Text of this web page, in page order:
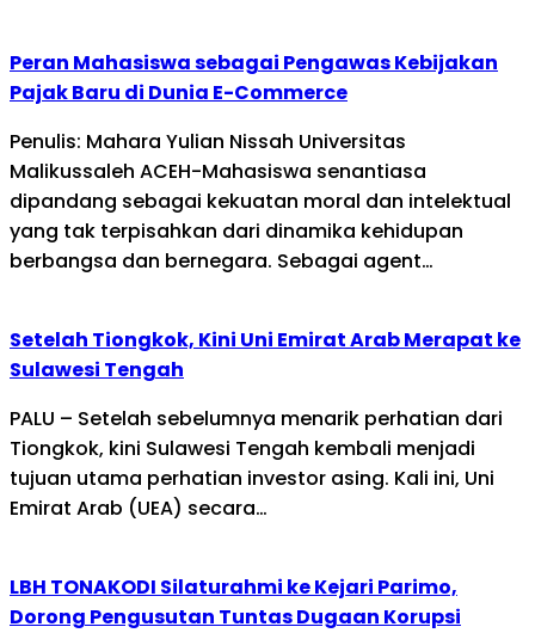
Peran Mahasiswa sebagai Pengawas Kebijakan
Pajak Baru di Dunia E-Commerce
Penulis: Mahara Yulian Nissah Universitas
Malikussaleh ACEH-Mahasiswa senantiasa
dipandang sebagai kekuatan moral dan intelektual
yang tak terpisahkan dari dinamika kehidupan
berbangsa dan bernegara. Sebagai agent…
Setelah Tiongkok, Kini Uni Emirat Arab Merapat ke
Sulawesi Tengah
PALU – Setelah sebelumnya menarik perhatian dari
Tiongkok, kini Sulawesi Tengah kembali menjadi
tujuan utama perhatian investor asing. Kali ini, Uni
Emirat Arab (UEA) secara…
LBH TONAKODI Silaturahmi ke Kejari Parimo,
Dorong Pengusutan Tuntas Dugaan Korupsi